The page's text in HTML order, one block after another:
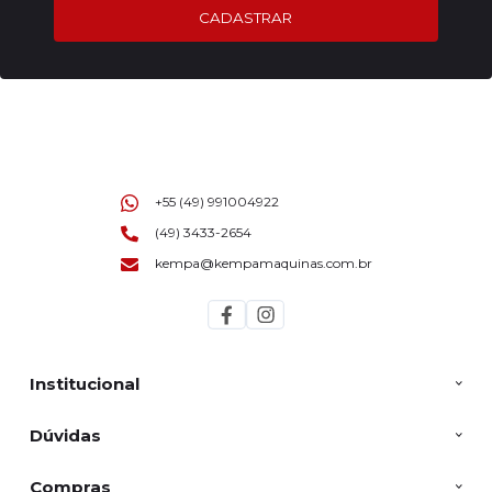
CADASTRAR
Institucional
Dúvidas
Compras
+55 (49) 991004922
(49) 3433-2654
kempa@kempamaquinas.com.br